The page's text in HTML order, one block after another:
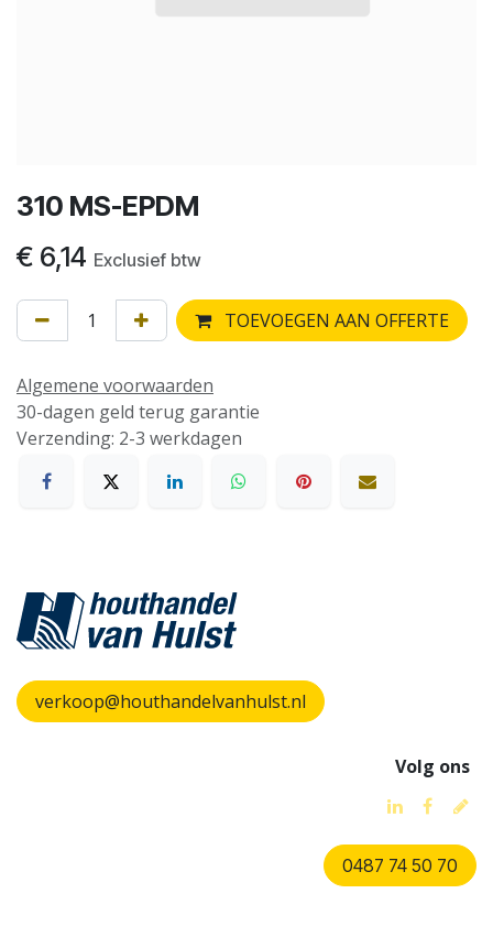
310 MS-EPDM
€ 6,14 Exclusief btw
TOEVOEGEN AAN OFFERTE
Algemene voorwaarden
30-dagen geld terug garantie
Verzending: 2-3 werkdagen
verkoop@houthandelvanhulst.nl
Volg ons
0487 74 50 70